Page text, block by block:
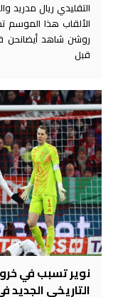
التقليدي ريال مدريد
الألقاب هذا الموسم
روشن شاهد أيضانحن
قبل
نوير تسبب في
التاريخي الجديد